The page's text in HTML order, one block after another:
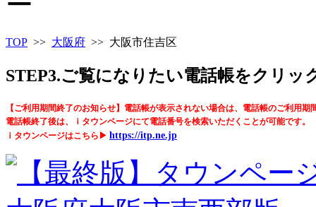
TOP >> 大阪府 >> 大阪市住吉区
STEP3.ご覧になりたい電話帳をクリッ
【ご利用期間終了のお知らせ】電話帳が表示されない場合は、電話帳のご利用期
電話帳終了後は、ｉタウンページにて電話番号を検索いただくことが可能です。
ｉタウンページはこちら▶ https://itp.ne.jp